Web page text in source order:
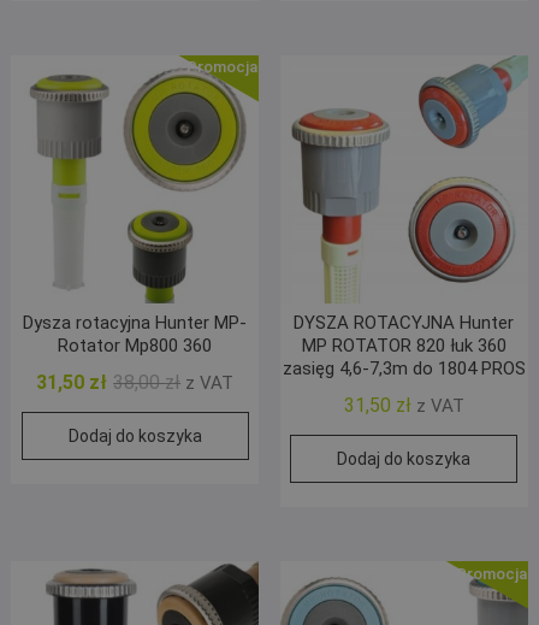
Promocja!
Dysza rotacyjna Hunter MP-
Rotator Mp800 360
38,00zł Pierwotna
cena
wynosiła:
38,00 zł.
31,50 zł
Aktualna
cena
wynosi:
31,50 zł.
z VAT
Dodaj do koszyka
DYSZA ROTACYJNA Hunter
MP ROTATOR 820 łuk 360
zasięg 4,6-7,3m do 1804 PROS
31,50 zł z VAT
Dodaj do koszyka
Promocja!